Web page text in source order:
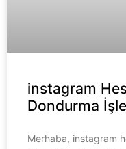
instagram
Dondurma
Merhaba, instagram